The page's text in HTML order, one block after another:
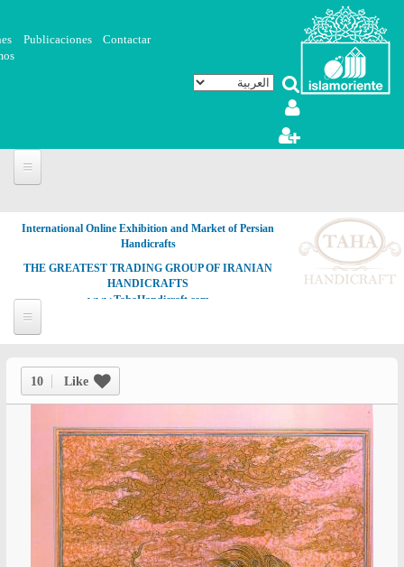
تجاوز إلى المحتوى الرئيسي
Contactar
Publicaciones
International Online Exhibition and Market of Persian
Handicrafts
THE GREATEST TRADING GROUP OF IRANIAN
HANDICRAFTS
www.TahaHandicraft.com
10 Like